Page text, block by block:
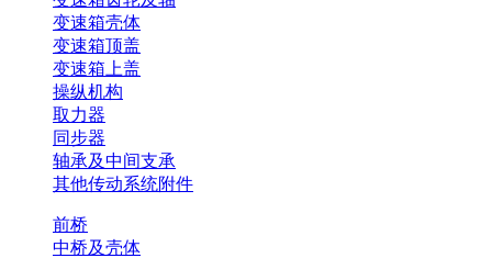
变速箱壳体
变速箱顶盖
变速箱上盖
操纵机构
取力器
同步器
轴承及中间支承
其他传动系统附件
前桥
中桥及壳体